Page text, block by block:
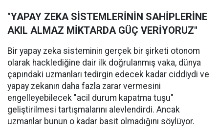
"YAPAY ZEKA SİSTEMLERİNİN SAHİPLERİNE
AKIL ALMAZ MİKTARDA GÜÇ VERİYORUZ"
Bir yapay zeka sisteminin gerçek bir şirketi otonom
olarak hacklediğine dair ilk doğrulanmış vaka, dünya
çapındaki uzmanları tedirgin edecek kadar ciddiydi ve
yapay zekanın daha fazla zarar vermesini
engelleyebilecek "acil durum kapatma tuşu"
geliştirilmesi tartışmalarını alevlendirdi. Ancak
uzmanlar bunun o kadar basit olmadığını söylüyor.